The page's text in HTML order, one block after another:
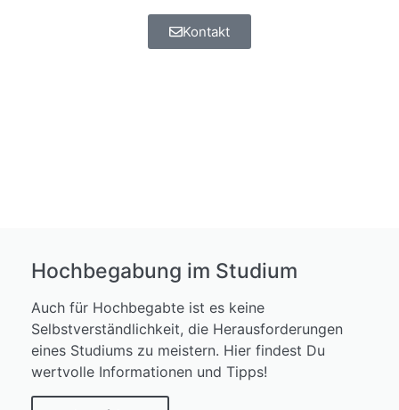
Kontakt
Hochbegabung im Studium
Auch für Hochbegabte ist es keine
Selbstverständlichkeit, die Herausforderungen
eines Studiums zu meistern. Hier findest Du
wertvolle Informationen und Tipps!